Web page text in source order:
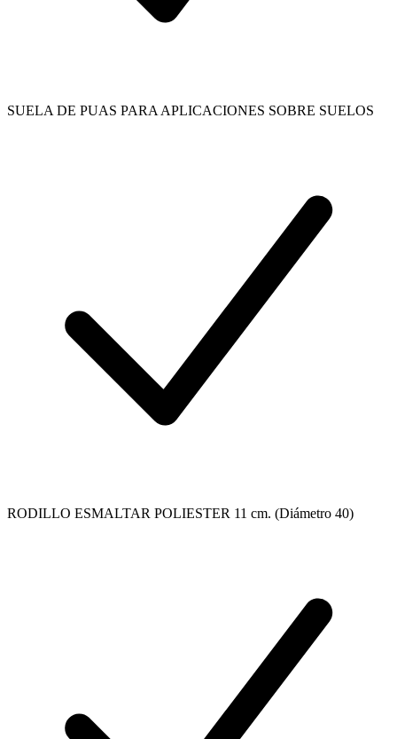
SUELA DE PUAS PARA APLICACIONES SOBRE SUELOS
RODILLO ESMALTAR POLIESTER 11 cm. (Diámetro 40)